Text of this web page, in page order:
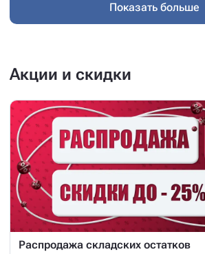
Показать больше
Акции и скидки
Распродажа складских остатков